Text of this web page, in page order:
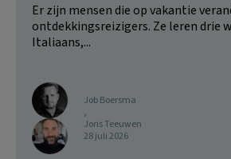
Er zijn mensen die op vakantie
ontdekkingsreizigers. Ze leren drie
Italiaans,...
Job Boersma
,
Joris Teeuwen
28 juli 2026